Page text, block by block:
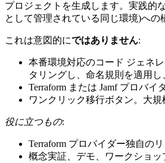
プロジェクトを生成します。実践的
として管理されている同じ環境)へ
これは意図的にではありません:
本番環境対応のコード ジェネ
タリングし、命名規則を適用
Terraform または Jamf プロバ
ワンクリック移行ボタン。大規
役に立つもの:
Terraform プロバイダー独自の
概念実証、デモ、ワークショ